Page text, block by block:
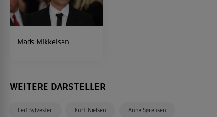
Mads Mikkelsen
WEITERE DARSTELLER
Leif Sylvester Kurt Nielsen Anne Sørensen